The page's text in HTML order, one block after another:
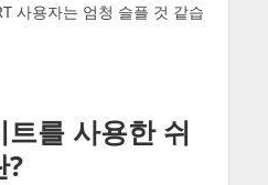
사용자는 엄청 슬플 것 같습
를 사용한 쉬
?